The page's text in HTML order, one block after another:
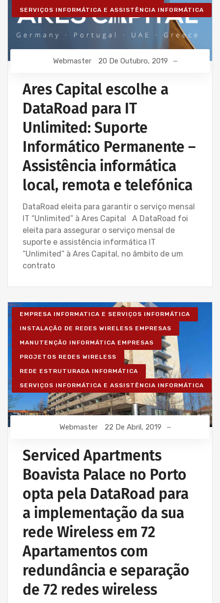
SERVIÇOS INFORMÁTICA E ASSISTÊNCIA INFORMÁTICA
Webmaster 20 De Outubro, 2019
Ares Capital escolhe a
DataRoad para IT
Unlimited: Suporte
Informático Permanente –
Assistência informática
local, remota e telefónica
DataRoad eleita para garantir o serviço mensal
IT “Unlimited” à Ares Capital A DataRoad foi
eleita para assegurar o serviço mensal de
suporte e assistência informática IT
“Unlimited” à Ares Capital, no âmbito de um
contrato
EMPRESA INFORMATICA E SERVIÇOS INFORMÁTICA
INSTALAÇÃO DE REDES WIRELESS EMPRESAS
MANUTENÇÃO INFORMÁTICA EMPRESAS
PROJETOS REDES WIRELESS
REDE ESTRUTURADA INFORMÁTICA
SERVIÇOS INFORMÁTICA E ASSISTÊNCIA INFORMÁTICA
Webmaster 22 De Abril, 2019
Serviced Apartments
Boavista Palace no Porto
opta pela DataRoad para
a implementação da sua
rede Wireless em 72
Apartamentos com
redundância e separação
de 72 redes wireless